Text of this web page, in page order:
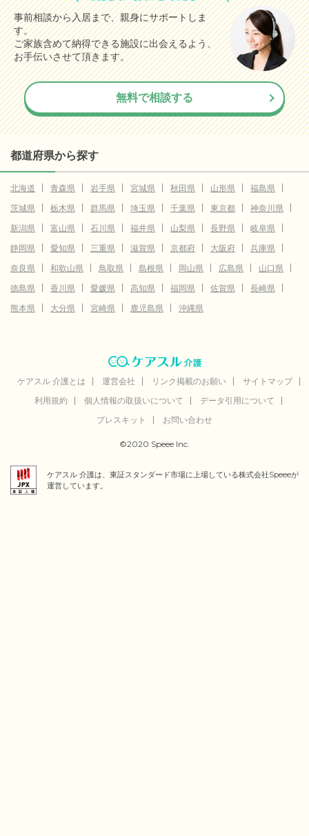
事前相談から入居まで、親身にサポートしま
す。
ご家族含めて納得できる施設に出会えるよう、
お手伝いさせて頂きます。
無料で相談する
都道府県から探す
北海道 青森県 岩手県 宮城県 秋田県 山形県
福島県
茨城県
栃木県 群馬県 埼玉県 千葉県 東京都
神奈川県
新潟県
富山県 石川県 福井県 山梨県 長野県
岐阜県
静岡県
愛知県 三重県 滋賀県 京都府 大阪府
兵庫県
奈良県
和歌山県 鳥取県 島根県 岡山県 広島県
山口県
徳島県
香川県 愛媛県 高知県 福岡県 佐賀県
長崎県
熊本県
大分県 宮崎県 鹿児島県 沖縄県
ケアスル 介護とは 運営会社 リンク掲載のお願い
サイトマップ
利用規約
個人情報の取扱いについて
データ引用について
プレスキット
お問い合わせ
©2020 Speee Inc.
ケアスル 介護は、東証スタンダード市場に上場している株式会社Speeeが
運営しています。